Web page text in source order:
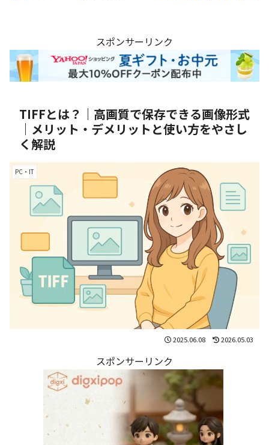
スポンサーリンク
TIFFとは？｜高画質で保存できる画像形式
｜メリット・デメリットと使い方をやさし
く解説
PC・IT
2025.06.08 2026.05.03
スポンサーリンク